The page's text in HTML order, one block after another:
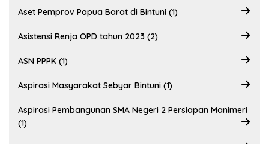
Aset Pemprov Papua Barat di Bintuni (1)
Asistensi Renja OPD tahun 2023 (2)
ASN PPPK (1)
Aspirasi Masyarakat Sebyar Bintuni (1)
Aspirasi Pembangunan SMA Negeri 2 Persiapan Manimeri
(1)